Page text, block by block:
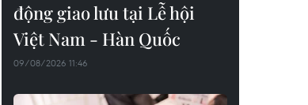
động giao lưu tại Lễ hội
Việt Nam - Hàn Quốc
09/08/2026 11:46